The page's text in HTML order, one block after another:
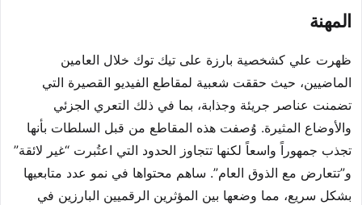
المهنة
ظهرت علي كشخصية بارزة على تيك توك خلال العامين
الماضيين، حيث حققت شعبية لمقاطع الفيديو القصيرة التي
تضمنت عناصر جريئة وجذابة، بما في ذلك التعري الجزئي
والأوضاع المثيرة. وُصفت هذه المقاطع من قبل السلطات بأنها
تجذب جمهوراً واسعاً لكنها تتجاوز الحدود التي اعتُبرت “غير لائقة”
و”تتعارض مع الذوق العام”. ساهم محتواها في نمو عدد متابعيها
بشكل سريع، مما وضعها بين المؤثرين الرقميين البارزين في